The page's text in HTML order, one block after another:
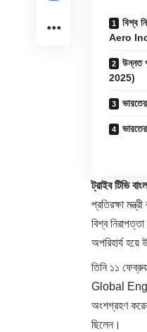
বিশ্ব
Aero
উন্নত
2025)
ট্রাইব টিভি
প্রতিরক্ষা
বিশ্ব
অপরিহার্য হয়ে
তিনি ১১
Global
অংশগ্রহণ
ছিলেন।